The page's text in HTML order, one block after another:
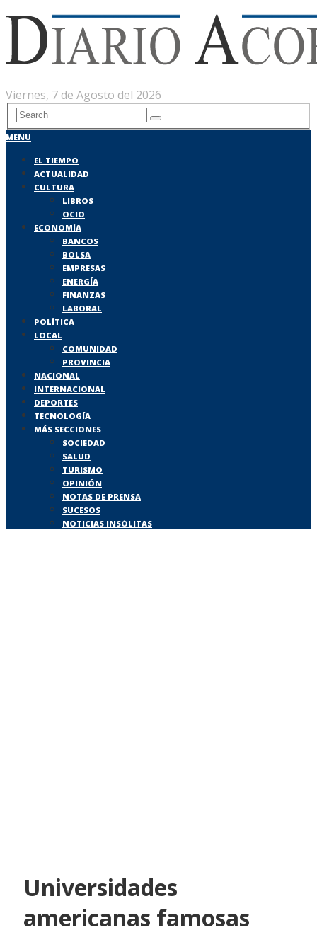
Viernes, 7 de Agosto del 2026
MENU
EL TIEMPO
ACTUALIDAD
CULTURA
LIBROS
OCIO
ECONOMÍA
BANCOS
BOLSA
EMPRESAS
ENERGÍA
FINANZAS
LABORAL
POLÍTICA
LOCAL
COMUNIDAD
PROVINCIA
NACIONAL
INTERNACIONAL
DEPORTES
TECNOLOGÍA
MÁS SECCIONES
SOCIEDAD
SALUD
TURISMO
OPINIÓN
NOTAS DE PRENSA
SUCESOS
NOTICIAS INSÓLITAS
Universidades
americanas famosas